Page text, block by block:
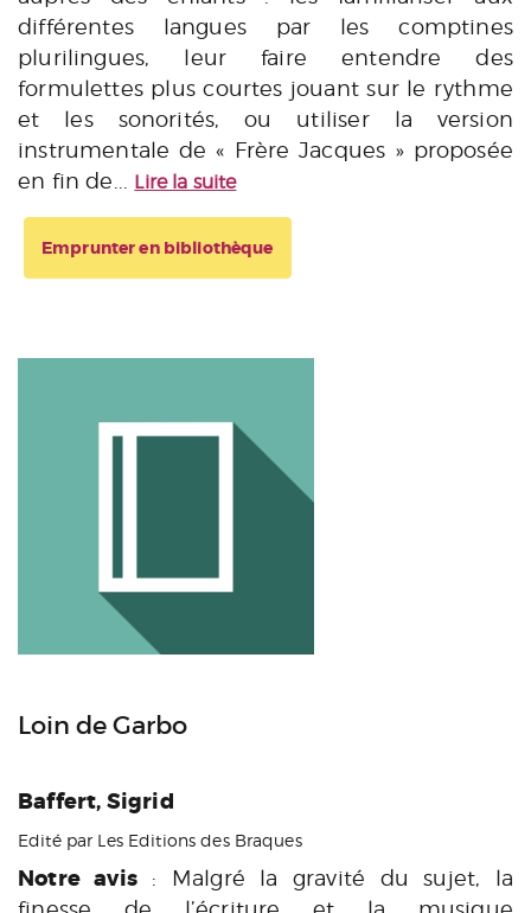
différentes langues par les comptines
plurilingues, leur faire entendre des
formulettes plus courtes jouant sur le rythme
et les sonorités, ou utiliser la version
instrumentale de « Frère Jacques » proposée
en fin de... Lire la suite
Emprunter en bibliothèque
Loin de Garbo
Baffert, Sigrid
Edité par Les Editions des Braques
Notre avis: Malgré la gravité du sujet, la